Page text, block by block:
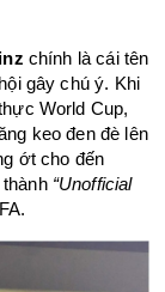
chính là cái tên
gây chú ý. Khi
World Cup,
keo đen đè lên
ớt cho đến
“Unofficial